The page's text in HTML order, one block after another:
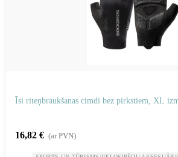
Īsi riteņbraukšanas cimdi bez pirkstiem, XL
16,82 € (ar PVN)